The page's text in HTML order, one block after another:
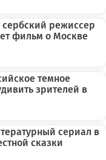
сербский режиссер
фильм о Москве
темное
зрителей в
сериал в
сказки